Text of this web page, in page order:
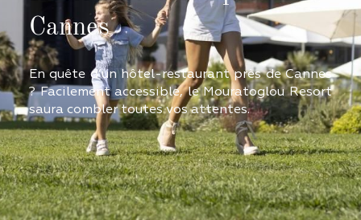
GROUPES & ENTREPRISES
Cannes
En quête d’un hôtel-restaurant près de Cannes
? Facilement accessible, le Mouratoglou Resort
saura combler toutes vos attentes.